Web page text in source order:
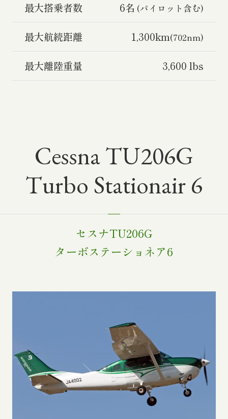
最大搭乗者数 6名 (パイロット含む)
最大航続距離 1,300km(702nm)
最大離陸重量 3,600 lbs
Cessna TU206G
Turbo Stationair 6
セスナTU206G
ターボステーショネア6